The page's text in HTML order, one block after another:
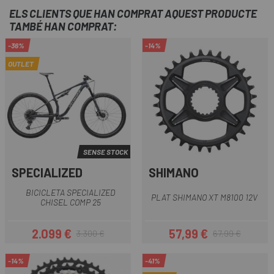
ELS CLIENTS QUE HAN COMPRAT AQUEST PRODUCTE
TAMBÉ HAN COMPRAT:
-36%
OUTLET
SENSE STOCK
SPECIALIZED
BICICLETA SPECIALIZED
CHISEL COMP 25
Preu
2.099 €Preu regular
3.300 €
-14%
SHIMANO
PLAT SHIMANO XT M8100 12V
Preu
57,99 €Preu regular
67,99 €
-14% -41%